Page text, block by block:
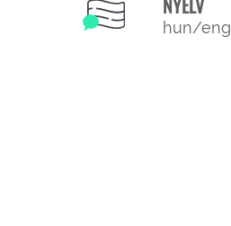
NYELV
hun/eng